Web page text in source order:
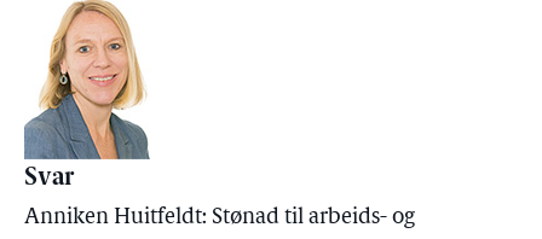
Svar
Anniken Huitfeldt: Stønad til arbeids- og